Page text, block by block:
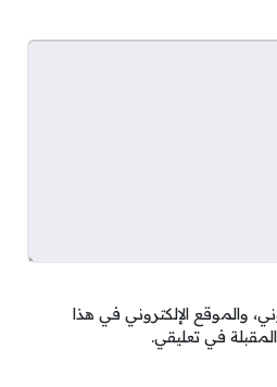
والموقع الإلكتروني في هذا
في تعليقي.